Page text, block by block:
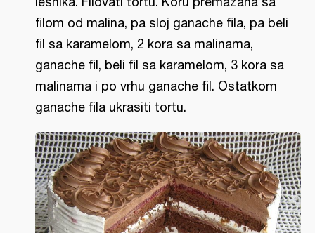
filom od malina, pa sloj ganache fila, pa beli
fil sa karamelom, 2 kora sa malinama,
ganache fil, beli fil sa karamelom, 3 kora sa
malinama i po vrhu ganache fil. Ostatkom
ganache fila ukrasiti tortu.